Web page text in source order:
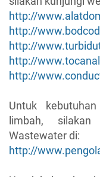
http://
http://
http://
http://
http://
Untuk
limbah,
Wastewater di:
http://